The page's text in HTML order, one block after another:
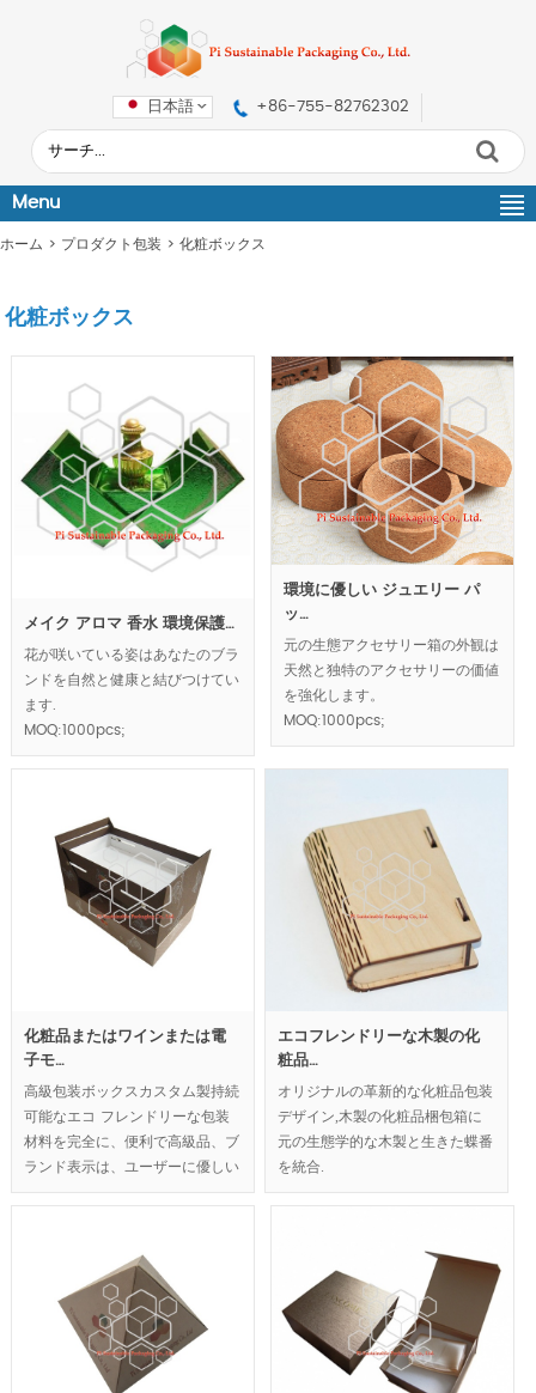
日本語 +86-755-82762302
Menu
ホーム > プロダクト包装 > 化粧ボックス
化粧ボックス
メイク アロマ 香水 環境保護…
花が咲いている姿はあなたのブラ
ンドを自然と健康と結びつけてい
ます.
MOQ:1000pcs;
環境に優しい ジュエリー パ
ッ…
元の生態アクセサリー箱の外観は
天然と独特のアクセサリーの価値
を強化します。
MOQ:1000pcs;
化粧品またはワインまたは電
子モ…
高級包装ボックスカスタム製持続
可能なエコ フレンドリーな包装
材料を完全に、便利で高級品、ブ
ランド表示は、ユーザーに優しい
コンセプトを反映したもの、豪華
MOQ:1000pcs.
エコフレンドリーな木製の化
粧品…
オリジナルの革新的な化粧品包装
デザイン,木製の化粧品梱包箱に
元の生態学的な木製と生きた蝶番
を統合.